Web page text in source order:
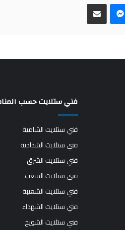
فني ستلايت حسب
فني ستلايت الشامية
فني ستلايت الشدادية
فني ستلايت الشرق
فني ستلايت الشعب
فني ستلايت الشعيبة
فني ستلايت الشهداء
فني ستلايت الشويخ